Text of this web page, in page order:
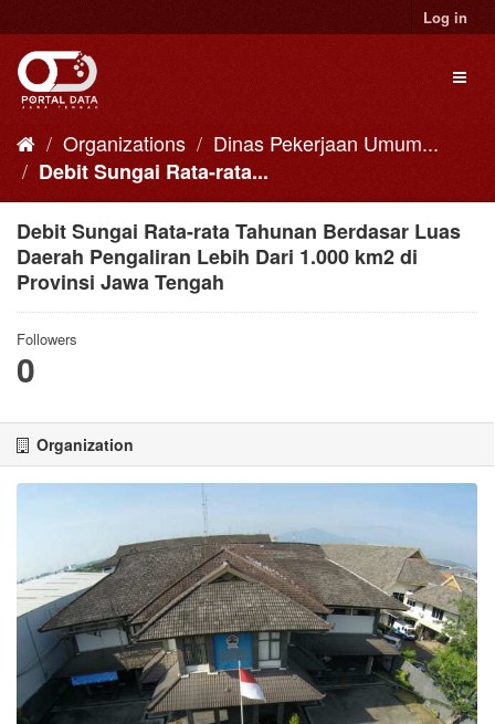
to
content
Log in
Organizations
Dinas Pekerjaan Umum...
Debit Sungai Rata-rata...
Debit Sungai Rata-rata Tahunan Berdasar Luas
Daerah Pengaliran Lebih Dari 1.000 km2 di
Provinsi Jawa Tengah
Followers
0
Organization